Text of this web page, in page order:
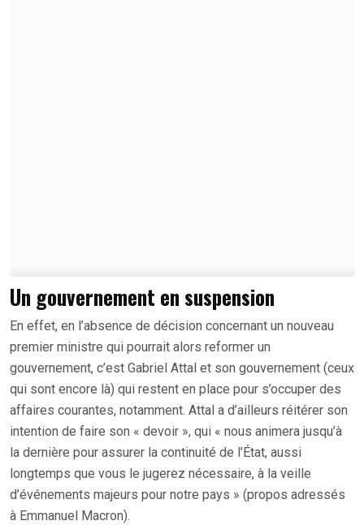
Un gouvernement en suspension
En effet, en l’absence de décision concernant un nouveau
premier ministre qui pourrait alors reformer un
gouvernement, c’est Gabriel Attal et son gouvernement (ceux
qui sont encore là) qui restent en place pour s’occuper des
affaires courantes, notamment. Attal a d’ailleurs réitérer son
intention de faire son « devoir », qui « nous animera jusqu’à
la dernière pour assurer la continuité de l’État, aussi
longtemps que vous le jugerez nécessaire, à la veille
d’événements majeurs pour notre pays » (propos adressés
à Emmanuel Macron).